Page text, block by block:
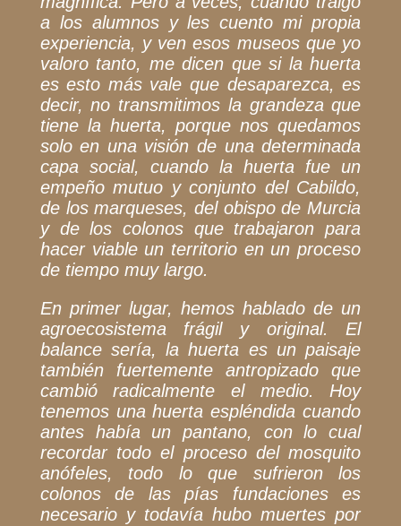
a los alumnos y les cuento mi propia
experiencia, y ven esos museos que yo
valoro tanto, me dicen que si la huerta
es esto más vale que desaparezca, es
decir, no transmitimos la grandeza que
tiene la huerta, porque nos quedamos
solo en una visión de una determinada
capa social, cuando la huerta fue un
empeño mutuo y conjunto del Cabildo,
de los marqueses, del obispo de Murcia
y de los colonos que trabajaron para
hacer viable un territorio en un proceso
de tiempo muy largo.
En primer lugar, hemos hablado de un
agroecosistema frágil y original. El
balance sería, la huerta es un paisaje
también fuertemente antropizado que
cambió radicalmente el medio. Hoy
tenemos una huerta espléndida cuando
antes había un pantano, con lo cual
recordar todo el proceso del mosquito
anófeles, todo lo que sufrieron los
colonos de las pías fundaciones es
necesario y todavía hubo muertes por